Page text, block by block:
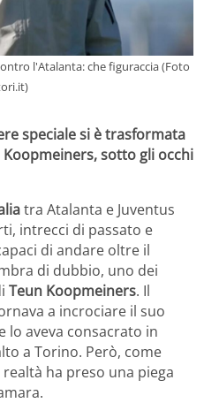
l'Atalanta: che figuraccia (Foto
speciale si è trasformata
sotto gli occhi
tra Atalanta e Juventus
intrecci di passato e
di andare oltre il
di dubbio, uno dei
Teun Koopmeiners. Il
a incrociare il suo
lo aveva consacrato in
a Torino. Però, come
ha preso una piega